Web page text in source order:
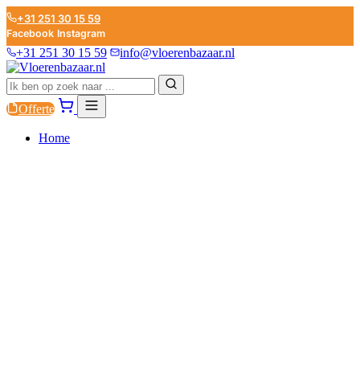
+31 251 30 15 59
Facebook Instagram
+31 251 30 15 59 info@vloerenbazaar.nl
Offerte
Home